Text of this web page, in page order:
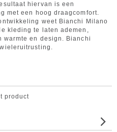
hiervan is een
met een hoog draagcomfort.
weet Bianchi Milano
kleding te laten ademen,
warmte en design. Bianchi
product